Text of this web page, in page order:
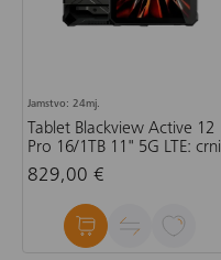
Jamstvo: 24mj.
Tablet Blackview Active 12
Pro 16/1TB 11" 5G LTE: crni
829,00 €